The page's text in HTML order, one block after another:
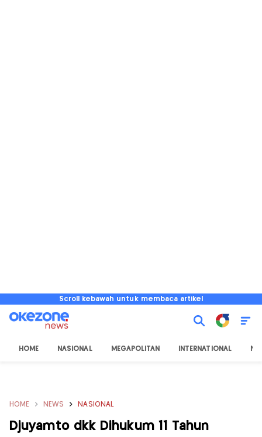
Scroll kebawah untuk membaca artikel
HOME NASIONAL MEGAPOLITAN INTERNATIONAL
HOME NEWS NASIONAL
Djuyamto dkk Dihukum 11 Tahun